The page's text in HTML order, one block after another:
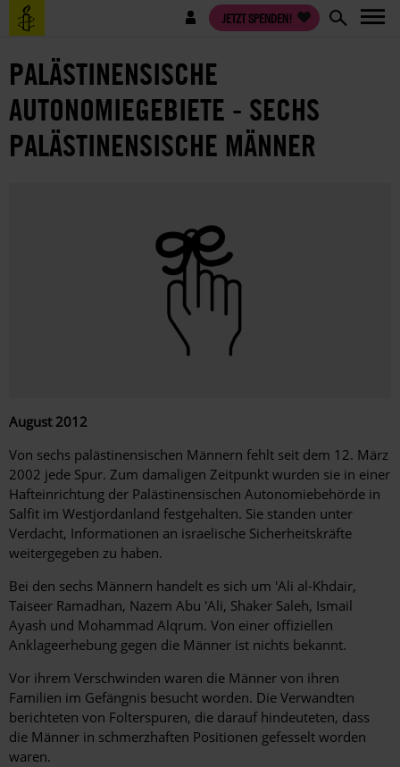
Direkt
zum
Benutzermenü JETZT SPENDEN!
PALÄSTINENSISCHE
AUTONOMIEGEBIETE - SECHS
PALÄSTINENSISCHE MÄNNER
August 2012
Von sechs palästinensischen Männern fehlt seit dem 12. März
2002 jede Spur. Zum damaligen Zeitpunkt wurden sie in einer
Hafteinrichtung der Palästinensischen Autonomiebehörde in
Salfit im Westjordanland festgehalten. Sie standen unter
Verdacht, Informationen an israelische Sicherheitskräfte
weitergegeben zu haben.
Bei den sechs Männern handelt es sich um 'Ali al-Khdair,
Taiseer Ramadhan, Nazem Abu 'Ali, Shaker Saleh, Ismail
Ayash und Mohammad Alqrum. Von einer offiziellen
Anklageerhebung gegen die Männer ist nichts bekannt.
Vor ihrem Verschwinden waren die Männer von ihren
Familien im Gefängnis besucht worden. Die Verwandten
berichteten von Folterspuren, die darauf hindeuteten, dass
die Männer in schmerzhaften Positionen gefesselt worden
waren.